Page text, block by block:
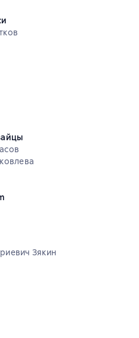
рейтинг 0 на основе 0 оценок
рейтинг 5 на основе 2 оценок
Зякин
рейтинг 0 на основе 0 оценок